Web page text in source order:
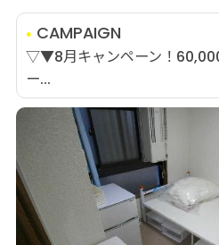
CAMPAIGN
▽▼8月キャンペーン！
ー...